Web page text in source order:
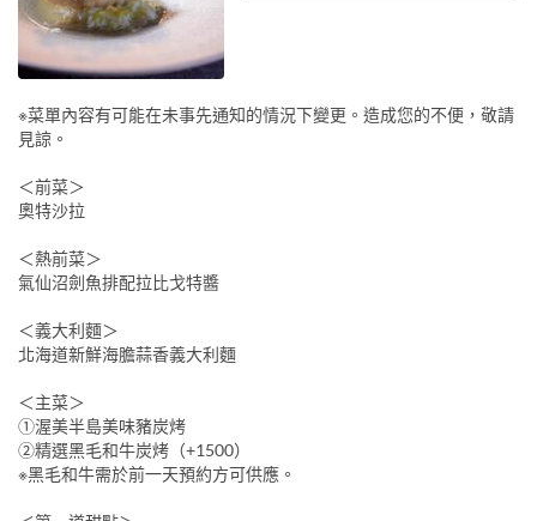
※菜單內容有可能在未事先通知的情況下變更。造成您的不便，敬請
見諒。
＜前菜＞
奧特沙拉
＜熱前菜＞
氣仙沼劍魚排配拉比戈特醬
＜義大利麵＞
北海道新鮮海膽蒜香義大利麵
＜主菜＞
①渥美半島美味豬炭烤
②精選黑毛和牛炭烤（+1500）
※黑毛和牛需於前一天預約方可供應。